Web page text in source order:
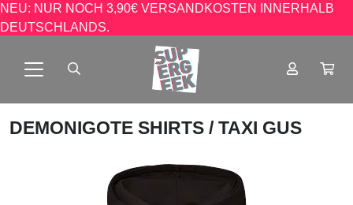
NEU: NUR NOCH 3,90€ VERSANDKOSTEN INNERHALB
DEUTSCHLANDS.
DEMONIGOTE SHIRTS / TAXI GUS